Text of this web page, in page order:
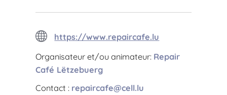
https://www.repaircafe.lu
Organisateur et/ou animateur: Repair
Café Lëtzebuerg
Contact : repaircafe@cell.lu